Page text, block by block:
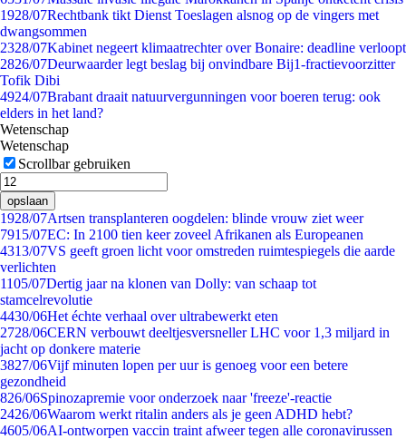
1928/07Rechtbank tikt Dienst Toeslagen alsnog op de vingers met
dwangsommen
2328/07Kabinet negeert klimaatrechter over Bonaire: deadline verloopt
2826/07Deurwaarder legt beslag bij onvindbare Bij1-fractievoorzitter
Tofik Dibi
4924/07Brabant draait natuurvergunningen voor boeren terug: ook
elders in het land?
Wetenschap
Wetenschap
Scrollbar gebruiken
opslaan
1928/07Artsen transplanteren oogdelen: blinde vrouw ziet weer
7915/07EC: In 2100 tien keer zoveel Afrikanen als Europeanen
4313/07VS geeft groen licht voor omstreden ruimtespiegels die aarde
verlichten
1105/07Dertig jaar na klonen van Dolly: van schaap tot
stamcelrevolutie
4430/06Het échte verhaal over ultrabewerkt eten
2728/06CERN verbouwt deeltjesversneller LHC voor 1,3 miljard in
jacht op donkere materie
3827/06Vijf minuten lopen per uur is genoeg voor een betere
gezondheid
826/06Spinozapremie voor onderzoek naar 'freeze'-reactie
2426/06Waarom werkt ritalin anders als je geen ADHD hebt?
4605/06AI-ontworpen vaccin traint afweer tegen alle coronavirussen